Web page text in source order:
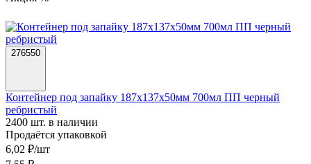
276550
Контейнер под запайку 187х137х50мм 700мл ПП черный
ребристый
2400 шт. в наличии
Продаётся упаковкой
6,02 ₽/шт